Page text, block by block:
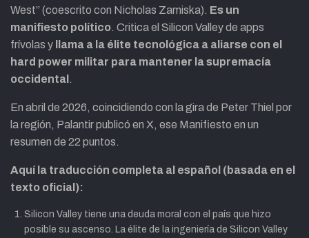
West” (coescrito con Nicholas Zamiska). Es un
manifiesto político. Critica el Silicon Valley de apps
frívolas y
llama a la élite tecnológica a aliarse con el
hard power militar para mantener la supremacía
occidental .
En abril de 2026, coincidiendo con la gira de Peter Thiel por
la región, Palantir publicó en X, ese Manifiesto en un
resumen de 22 puntos.
Aquí la traducción completa al español (basada en el
texto oficial):
Silicon Valley tiene una deuda moral con el país que hizo
posible su ascenso. La élite de la ingeniería de Silicon Valley